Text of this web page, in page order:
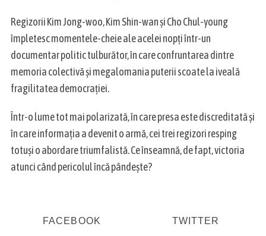
Regizorii Kim Jong-woo, Kim Shin-wan și Cho Chul-young
împletesc momentele-cheie ale acelei nopți într-un
documentar politic tulburător, în care confruntarea dintre
memoria colectivă și megalomania puterii scoate la iveală
fragilitatea democrației.
Într-o lume tot mai polarizată, în care presa este discreditată și
în care informația a devenit o armă, cei trei regizori resping
totuși o abordare triumfalistă. Ce înseamnă, de fapt, victoria
atunci când pericolul încă pândește?
FACEBOOK TWITTER